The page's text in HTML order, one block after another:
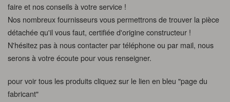
faire et nos conseils à votre service !
Nos nombreux fournisseurs vous permettrons de trouver la pièce
détachée qu'il vous faut, certifiée d'origine constructeur !
N'hésitez pas à nous contacter par téléphone ou par mail, nous
serons à votre écoute pour vous renseigner.
pour voir tous les produits cliquez sur le lien en bleu "page du
fabricant"